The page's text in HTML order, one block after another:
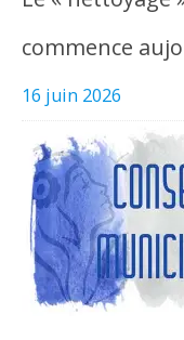
commence
16 juin 2026